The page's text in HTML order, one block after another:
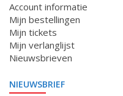
Account informatie
Mijn bestellingen
Mijn tickets
Mijn verlanglijst
Nieuwsbrieven
NIEUWSBRIEF